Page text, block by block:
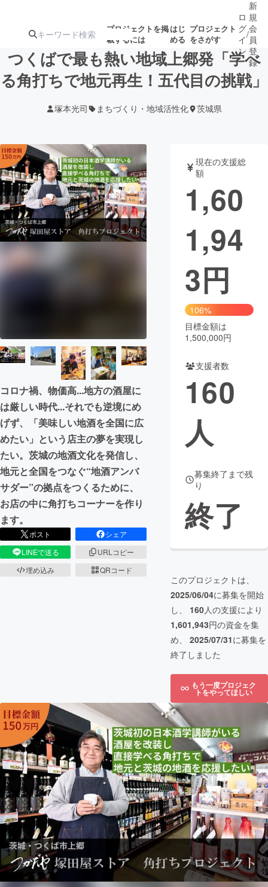
プロジェクトを掲
載するには
はじ
める
プロジェクト
をさがす
注目のリ
ターン
ジェクト
募集終了が近いプ
ロジェクト
されます
アート・写真 音楽
テクノロジー・ガジェット ゲーム・サ
映像・映画
ビジネス・起業
CAMPFIRE Creation
CAMPFIREふるさと納税machi-ya コミュニティ
ロ
グ
イ
ン
/
新
規
会
員
登
録
つくばで最も熱い地域上郷発「学べ
る角打ちで地元再生！五代目の挑戦」
塚本光司 まちづくり・地域活性化 茨城県
コロナ禍、物価高...地方の酒屋に
は厳しい時代...それでも逆境にめ
げず、「美味しい地酒を全国に広
めたい」という店主の夢を実現し
たい。茨城の地酒文化を発信し、
地元と全国をつなぐ“地酒アンバ
サダー”の拠点をつくるために、
お店の中に角打ちコーナーを作り
ます。
ポスト
シェア
LINEで送る
URLコピー
埋め込み
QRコード
現在の支援総
額
1,60
1,94
3円
106%
目標金額は
1,500,000円
支援者数
160
人
募集終了まで残
り
終了
このプロジェクトは、
2025/06/04に募集を開始
し、 160人の支援により
1,601,943円の資金を集
め、 2025/07/31に募集を
終了しました
もう一度プロジェク
トをやってほしい